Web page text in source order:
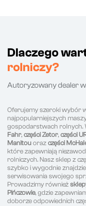
Dlaczego
rolniczy?
Autoryzowany dealer
Oferujemy szeroki wybór
najpopularniejszych
gospodarstwach rolnych.
Fahr,części Zetor,części
Manitouorazczęści
które zapewniają
rolniczych. Nasz sklep z
szybko i wygodnie
serwisowania swojego
Prowadzimy również
Pińczowie, gdzie
doborze odpowiednich